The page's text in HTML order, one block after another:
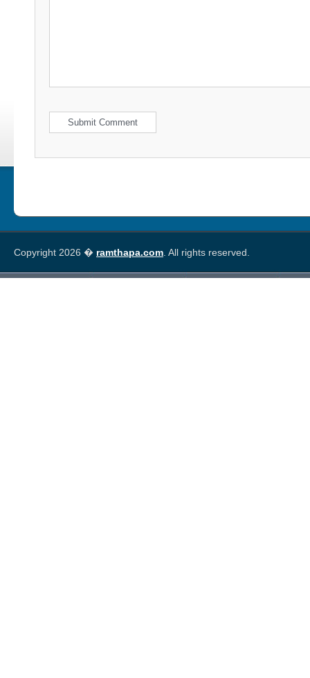
Copyright 2026 � ramthapa.com . All rights reserved.